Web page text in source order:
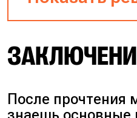
одинаковые
$111 \cdot a$,
3 и 37, поэтому
После прочтения